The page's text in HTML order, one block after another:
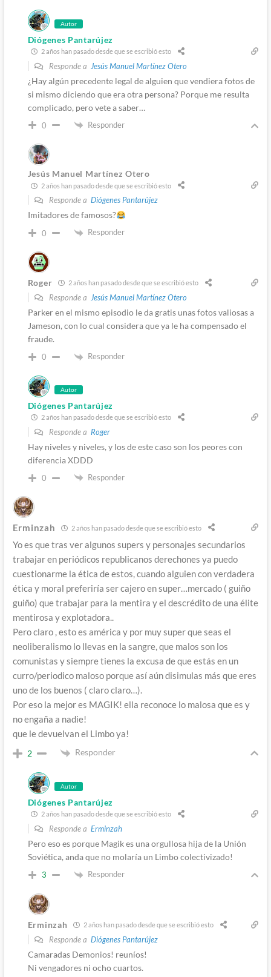
Autor
Diógenes Pantarújez
2 años han pasado desde que se escribió esto
Responde a Jesús Manuel Martínez Otero
¿Hay algún precedente legal de alguien que vendiera fotos de
si mismo diciendo que era otra persona? Porque me resulta
complicado, pero vete a saber…
0 Responder
Jesús Manuel Martínez Otero
2 años han pasado desde que se escribió esto
Responde a Diógenes Pantarújez
Imitadores de famosos?
0 Responder
Roger 2 años han pasado desde que se escribió esto
Responde a Jesús Manuel Martínez Otero
Parker en el mismo episodio le da gratis unas fotos valiosas a
Jameson, con lo cual considera que ya le ha compensado el
fraude.
0 Responder
Autor
Diógenes Pantarújez
2 años han pasado desde que se escribió esto
Responde a Roger
Hay niveles y niveles, y los de este caso son los peores con
diferencia XDDD
0 Responder
Erminzah 2 años han pasado desde que se escribió esto
Yo es que tras ver algunos supers y personajes secundarios
trabajar en periódicos republicanos derechones ya puedo
cuestionarme la ética de estos, cuando alguien con verdadera
ética y moral preferiría ser cajero en super…mercado ( guiño
guiño) que trabajar para la mentira y el descrédito de una élite
mentirosa y explotadora..
Pero claro , esto es américa y por muy super que seas el
neoliberalismo lo llevas en la sangre, que malos son los
comunistas y siempre tienes la excusa de que estás en un
curro/periodico maloso porque así aún disimulas más que eres
uno de los buenos ( claro claro…).
Por eso la mejor es MAGIK! ella reconoce lo malosa que es y
no engaña a nadie!
que le devuelvan el Limbo ya!
2 Responder
Autor
Diógenes Pantarújez
2 años han pasado desde que se escribió esto
Responde a Erminzah
Pero eso es porque Magik es una orgullosa hija de la Unión
Soviética, anda que no molaría un Limbo colectivizado!
3 Responder
Erminzah 2 años han pasado desde que se escribió esto
Responde a Diógenes Pantarújez
Camaradas Demonios! reuníos!
Ni vengadores ni ocho cuartos.